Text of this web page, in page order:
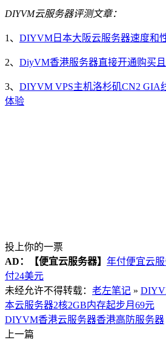
DIYVM云服务器评测文章：
1、 DIYVM日本大阪云服务器速度和
2、 DiyVM香港服务器直接开通购买
3、 DIYVM VPS主机洛杉矶CN2 GIA
体验
投上你的一票
AD：
【便宜云服务器】 年付便宜云
付24美元
未经允许不得转载： 老左笔记 »
本云服务器2核2GB内存起步月69元
DIYVM香港云服务器香港高防服务器
上一篇